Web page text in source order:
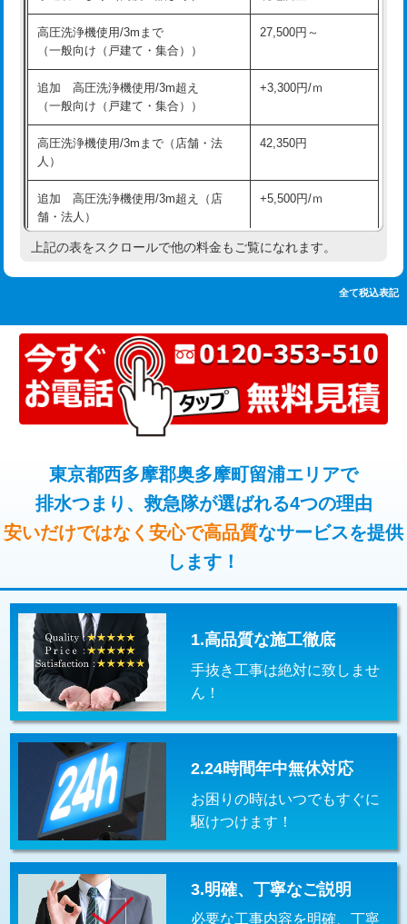
追加人工 16,500円
廃棄・処分 現場見積
※給水管工事は20mmまでの価格です。
持込商品取付（混合水栓）
持込商品取付（浄水器・分岐水栓） 16,500円
業）
排水管工事（追加 排水管工事/3ｍ超
え）
マス交換（土の掘削・埋め戻し作業） 11,000円~
マス交換（深さ50㎝以上） 66,000円
コンクリート斫り（厚さ10㎝まで） 27,500円
コンクリート斫り（厚さ10㎝超え） 38,500円
モルタル補修（厚さ10㎝まで） 27,500円
モルタル補修（厚さ10㎝超え） 38,500円
追加人工 16,500円
高圧洗浄機使用/3mまで
（一般向け（戸建て・集合））
27,500円～
追加 高圧洗浄機使用/3m超え
（一般向け（戸建て・集合））
+3,300円/ｍ
高圧洗浄機使用/3mまで（店舗・法
人）
42,350円
追加 高圧洗浄機使用/3m超え（店
舗・法人）
+5,500円/ｍ
高度高圧洗浄換 現地調査
トーラー機使用/3mまで 33,000円
追加トーラー機使用/3m超え +3,300円
カメラ調査 33,000円
止水・漏水調査・防水処理・清掃・修
理・調整・分解・加工など（軽作業）
11,000円
止水・漏水調査・防水処理・清掃・修
理・調整・分解・加工など（中作業）
22,000円
止水・漏水調査・防水処理・清掃・修
理・調整・分解・加工など（重作業）
33,000円
その他部品の脱着 8,800円～
交換・取付（タンク） 22,000円+材料費
交換・取付(単水栓（壁付・デッキ
式）)
13,200円+材料費
交換・取付(混合水栓（壁付・デッキ
式・ワンホール）)
16,500円+材料費
交換・取付(排水栓・排水トラップ
（P/S/ポップアップ））
22,000円+材料費
交換・取付（その他部品） 11,000円+材料費
上記の表をスクロールで他の料金もご覧になれます。
全て税込表記
東京都西多摩郡奥多摩町留浦エリアで
排水つまり、救急隊が選ばれる4つの理由
安いだけではなく安心で高品質なサービスを提供
します！
1.高品質な施工徹底
手抜き工事は絶対に致しませ
ん！
2.24時間年中無休対応
お困りの時はいつでもすぐに
駆けつけます！
3.明確、丁寧なご説明
必要な工事内容を明確、丁寧